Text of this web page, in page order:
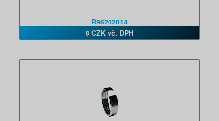
R96202014
8 CZK vč. DPH